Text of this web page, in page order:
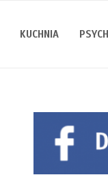
KUCHNIA